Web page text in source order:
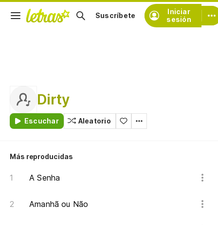
Iniciar
sesión
Suscríbete
Dirty
Escuchar Aleatorio
Más reproducidas
A Senha
Amanhã ou Não